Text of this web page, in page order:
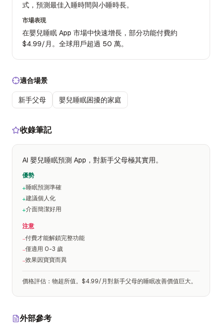
式，預測最佳入睡時間與小睡時長。
市場表現
在嬰兒睡眠 App 市場中快速增長，部分功能付費約
$4.99/月。全球用戶超過 50 萬。
適合場景
新手父母 嬰兒睡眠困擾的家庭
收錄筆記
AI 嬰兒睡眠預測 App，對新手父母極其實用。
優勢
+睡眠預測準確
+建議個人化
+介面簡潔好用
注意
−付費才能解鎖完整功能
−僅適用 0-3 歲
−效果因寶寶而異
價格評估 ： 物超所值。$4.99/月對新手父母的睡眠改善價值巨大。
外部參考